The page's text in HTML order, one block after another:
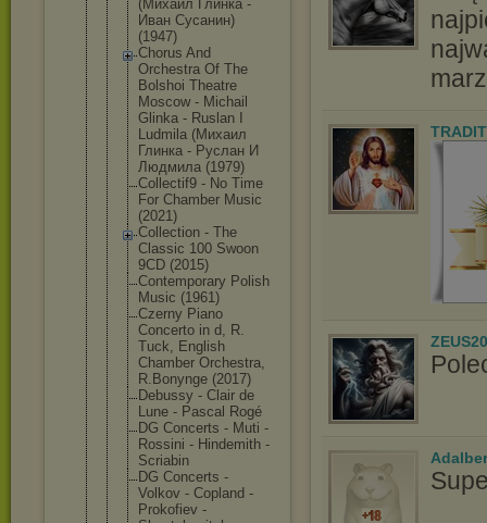
(Михаил Глинка -
Иван Сусанин)
(1947)
Chorus And
Orchestra Of The
Bolshoi Theatre
Moscow - Michail
Glinka - Ruslan I
Ludmila (Михаил
Глинка - Руслан И
Людмила (1979)
Collectif9 - No Time
For Chamber Music
(2021)
Collection - The
Classic 100 Swoon
9CD (2015)
Contemporary Polish
Music (1961)
Czerny Piano
Concerto in d, R.
Tuck, English
Chamber Orchestra,
R.Bonynge (2017)
Debussy - Clair de
Lune - Pascal Rogé
DG Concerts - Muti -
Rossini - Hindemith -
Scriabin
DG Concerts -
Volkov - Copland -
Prokofiev -